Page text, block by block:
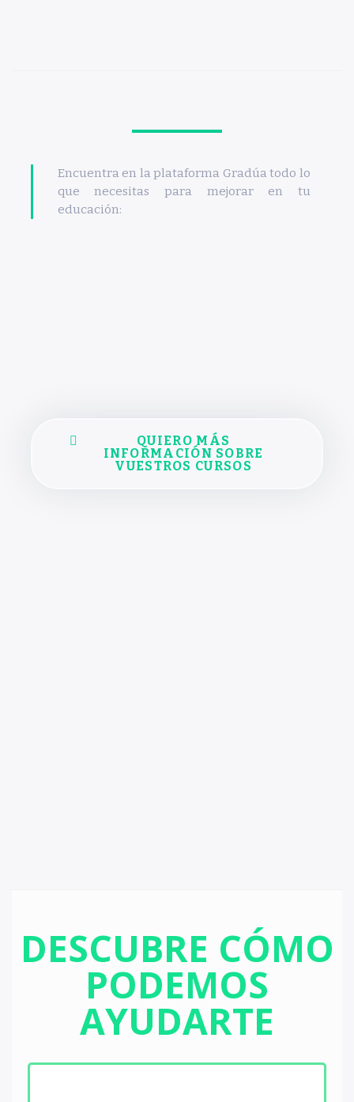
Encuentra en la plataforma Gradúa todo lo
que necesitas para mejorar en tu
educación:
QUIERO MÁS
INFORMACIÓN SOBRE
VUESTROS CURSOS
DESCUBRE CÓMO
PODEMOS
AYUDARTE